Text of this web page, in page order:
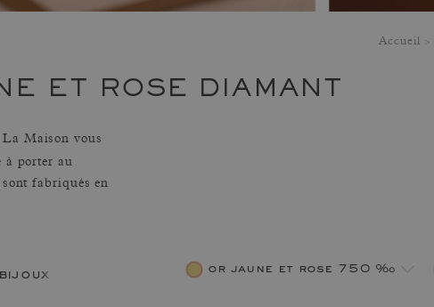
Accueil
ET ROSE DIAMANT
La Maison vous
à porter au
fabriqués en
femme or jaune et rose 750 ‰